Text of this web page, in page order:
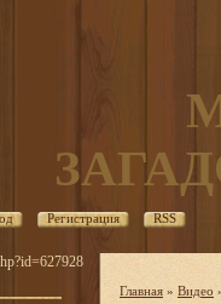
Регистрация RSS
Главная » Видео